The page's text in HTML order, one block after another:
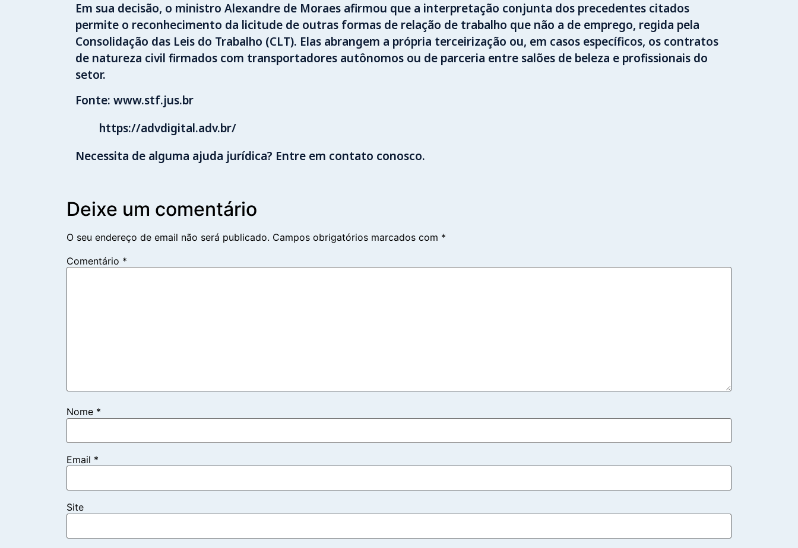
Em sua decisão, o ministro Alexandre de Moraes afirmou que a interpretação conjunta dos precedentes citados
permite o reconhecimento da licitude de outras formas de relação de trabalho que não a de emprego, regida pela
Consolidação das Leis do Trabalho (CLT). Elas abrangem a própria terceirização ou, em casos específicos, os contratos
de natureza civil firmados com transportadores autônomos ou de parceria entre salões de beleza e profissionais do
setor.
Fonte: www.stf.jus.br
https://advdigital.adv.br/
Necessita de alguma ajuda jurídica? Entre em contato conosco.
Deixe um comentário
O seu endereço de email não será publicado. Campos obrigatórios marcados com *
Comentário *
Nome *
Email *
Site